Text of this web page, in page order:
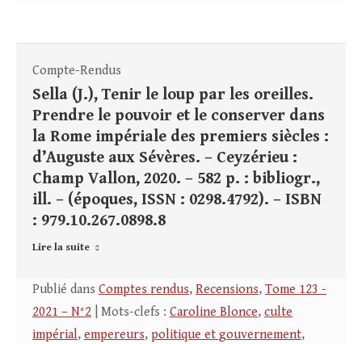
Compte-Rendus
Sella (J.), Tenir le loup par les oreilles.
Prendre le pouvoir et le conserver dans
la Rome impériale des premiers siècles :
d’Auguste aux Sévères. – Ceyzérieu :
Champ Vallon, 2020. – 582 p. : bibliogr.,
ill. – (époques, ISSN : 0298.4792). – ISBN
: 979.10.267.0898.8
Lire la suite
Publié dans Comptes rendus, Recensions, Tome 123 -
2021 – N°2 | Mots-clefs : Caroline Blonce, culte
impérial, empereurs, politique et gouvernement,